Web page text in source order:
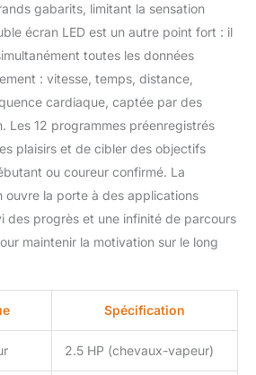
soucier de la
données d'entraînement.
【Haut-parleur Bluetooth
et moniteur de fréquence
cardiaque】 Connectez
votre téléphone au haut-
parleur Bluetooth du
tapis roulant via
Bluetooth et vous
pourrez profiter d'une
musique merveilleuse
tout en faisant de
l'exercice. Vous pouvez
capteurs métalliques des
deux côtés de l'écran du
deux mains pendant 3
secondes pour détecter
gabarits, limitant la sensation
écran LED est un autre point fort : il
toutes les données
: vitesse, temps, distance,
cardiaque, captée par des
Les 12 programmes préenregistrés
plaisirs et de cibler des objectifs
ou coureur confirmé. La
ouvre la porte à des applications
des progrès et une infinité de parcours
maintenir la motivation sur le long
Spécification
2.5 HP (chevaux-vapeur)